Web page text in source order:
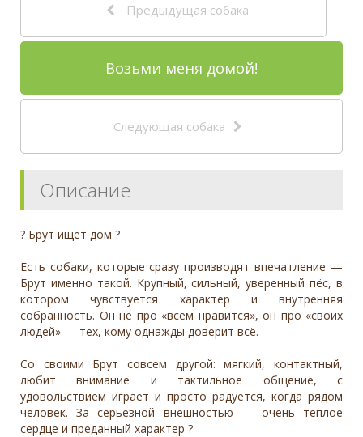
Предыдущая собака
Возьми меня домой!
Следующая собака
Описание
? Брут ищет дом ?
Есть собаки, которые сразу производят впечатление —
Брут именно такой. Крупный, сильный, уверенный пёс, в
котором чувствуется характер и внутренняя
собранность. Он не про «всем нравится», он про «своих
людей» — тех, кому однажды доверит всё.
Со своими Брут совсем другой: мягкий, контактный,
любит внимание и тактильное общение, с
удовольствием играет и просто радуется, когда рядом
человек. За серьёзной внешностью — очень тёплое
сердце и преданный характер ?